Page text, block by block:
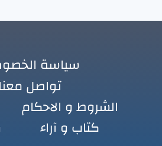
سياسة
تواصل معنا
الشروط و الاحكام
كتاب و آراء